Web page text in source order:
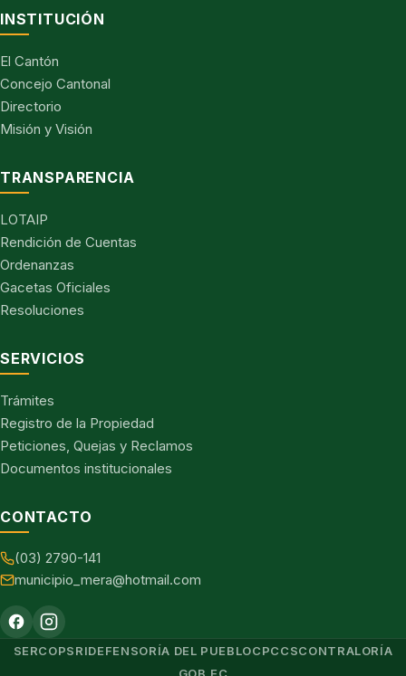
INSTITUCIÓN
El Cantón
Concejo Cantonal
Directorio
Misión y Visión
TRANSPARENCIA
LOTAIP
Rendición de Cuentas
Ordenanzas
Gacetas Oficiales
Resoluciones
SERVICIOS
Trámites
Registro de la Propiedad
Peticiones, Quejas y Reclamos
Documentos institucionales
CONTACTO
(03) 2790-141
municipio_mera@hotmail.com
SERCOPSRIDEFENSORÍA DEL PUEBLOCPCCSCONTRALORÍA